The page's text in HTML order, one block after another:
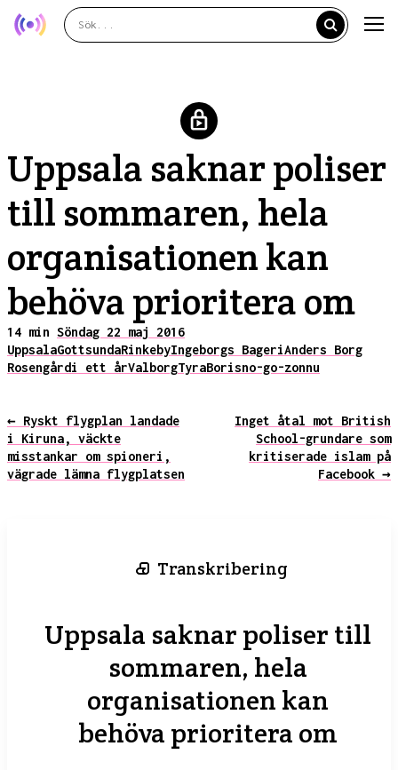
Uppsala saknar poliser
till sommaren, hela
organisationen kan
behöva prioritera om
14 min Söndag 22 maj 2016
UppsalaGottsundaRinkebyIngeborgs BageriAnders Borg
Rosengårdi ett årValborgTyraBorisno-go-zonnu
← Ryskt flygplan landade
i Kiruna, väckte
misstankar om spioneri,
vägrade lämna flygplatsen
Inget åtal mot British
School-grundare som
kritiserade islam på
Facebook →
Transkribering
Uppsala saknar poliser till
sommaren, hela
organisationen kan
behöva prioritera om